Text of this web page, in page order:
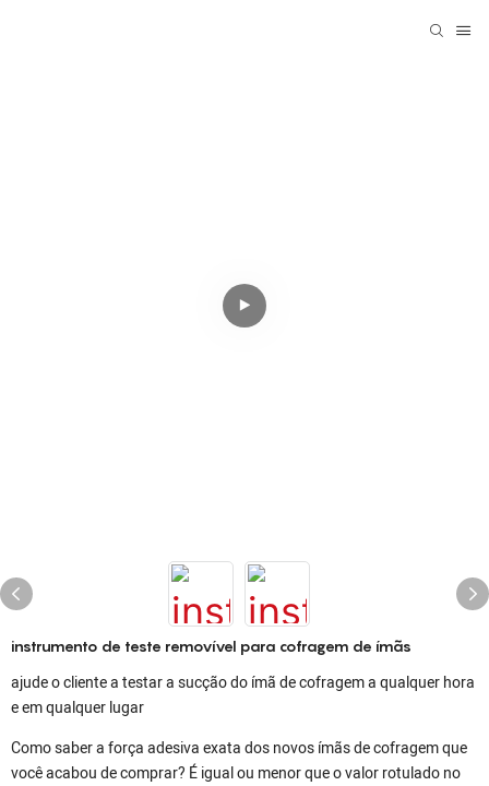
instrumento de teste removível para cofragem de ímãs
ajude o cliente a testar a sucção do ímã de cofragem a qualquer hora
e em qualquer lugar
Como saber a força adesiva exata dos novos ímãs de cofragem que
você acabou de comprar? É igual ou menor que o valor rotulado no